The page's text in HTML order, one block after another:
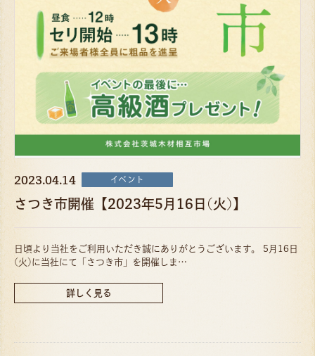
2023.04.14 イベント
さつき市開催【2023年5月16日(火)】
日頃より当社をご利用いただき誠にありがとうございます。 5月16日
(火)に当社にて「さつき市」を開催しま…
詳しく見る